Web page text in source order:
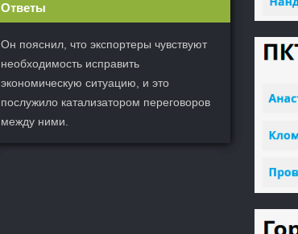
Ответы
Он пояснил, что экспортеры чувствуют
необходимость исправить
экономическую ситуацию, и это
послужило катализатором переговоров
между ними.